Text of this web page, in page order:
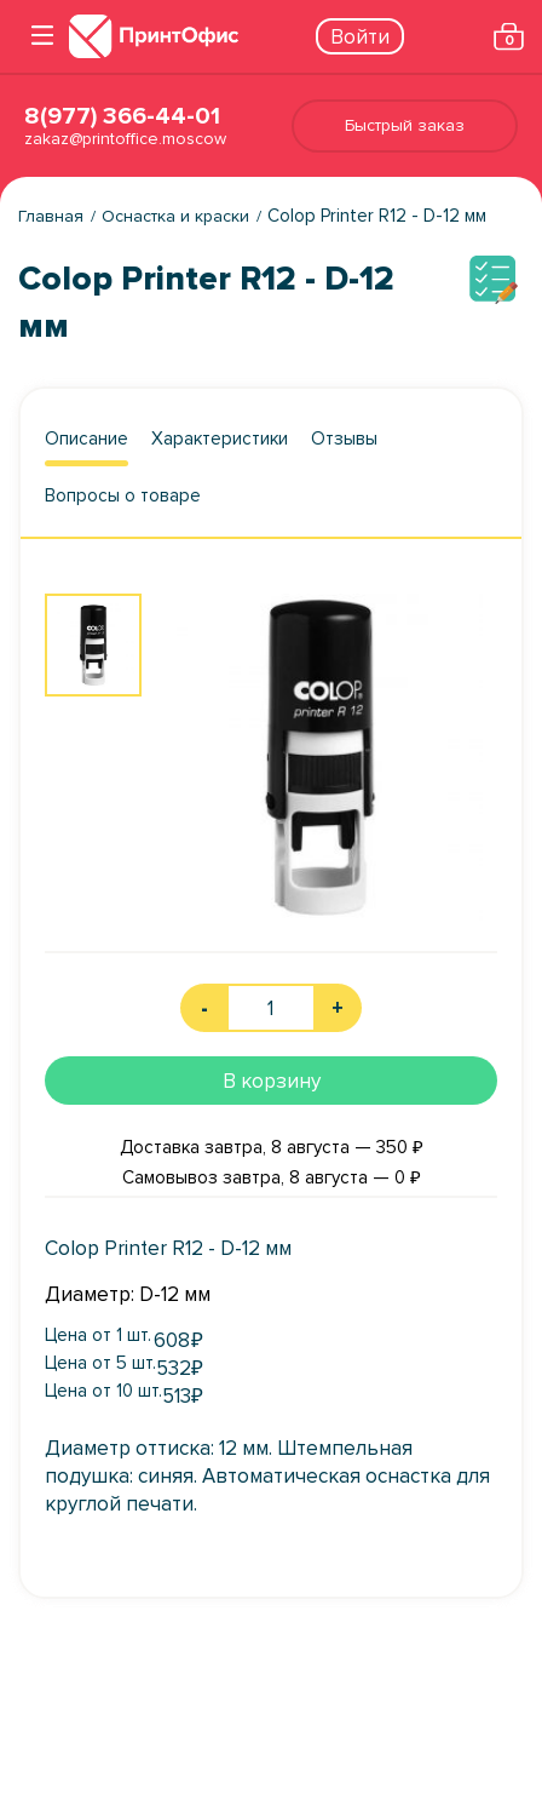
Войти 0
8(977) 366-44-01
zakaz@printoffice.moscow
Быстрый заказ
Главная Оснастка и краски Colop Printer R12 - D-12 мм
Colop Printer R12 - D-12
мм
Описание Характеристики Отзывы
Вопросы о товаре
- +
В корзину
Доставка завтра, 8 августа — 350 ₽
Самовывоз завтра, 8 августа — 0 ₽
Colop Printer R12 - D-12 мм
Диаметр: D-12 мм
Цена от 1 шт.608₽
Цена от 5 шт.532₽
Цена от 10 шт.513₽
Диаметр оттиска: 12 мм. Штемпельная
подушка: синяя. Автоматическая оснастка для
круглой печати.